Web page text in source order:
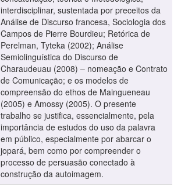
interdisciplinar, sustentada por preceitos da
Análise de Discurso francesa, Sociologia dos
Campos de Pierre Bourdieu; Retórica de
Perelman, Tyteka (2002); Análise
Semiolinguística do Discurso de
Charaudeuau (2008) – nomeação e Contrato
de Comunicação; e os modelos de
compreensão do ethos de Maingueneau
(2005) e Amossy (2005). O presente
trabalho se justifica, essencialmente, pela
importância de estudos do uso da palavra
em público, especialmente por abarcar o
jopará, bem como por compreender o
processo de persuasão conectado à
construção da autoimagem.